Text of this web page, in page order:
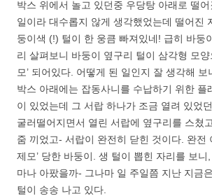
박스 위에서 놀고 있던중 우당탕 아래로 떨
일이라 대수롭지 않게 생각했었는데 떨어진
둥이색 (!) 털이 한 웅큼 빠져있네! 급히 바둥
리 살펴보니 바둥이 옆구리 털이 삼각형 모양
모’ 되어있다. 어떻게 된 일인지 잘 생각해 보
박스 아래에는 잡동사니를 수납하기 위한 플
이 있었는데 그 서랍 하나가 조금 열려 있었
굴러떨어지면서 열린 서랍에 옆구리를 스쳤
줌 끼었고- 서랍이 완전히 닫힌 것이다. 완전
제모’ 당한 바둥이. 생 털이 뽑힌 자리를 보니
마나 아팠을까- 그나마 일 주일쯤 지난 지금
털이 송송 나고 있다.